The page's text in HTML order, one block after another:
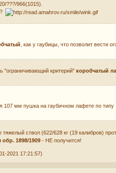
???/966(1015).
, как у гаубицы, что позволит вести
"ограничивающий критерий"коробчатый
107 мм пушка на гаубичном лафете по типу
ствол (622/628 кг (19 калибров)
обр. 1898/1909 - НЕ получится!
2021 17:21:57)